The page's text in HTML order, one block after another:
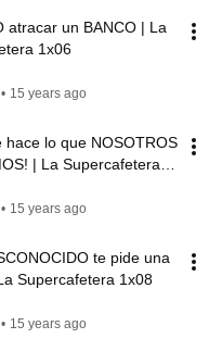
atracar un BANCO | La
1x06
• 15 years ago
hace lo que NOSOTROS
| La Supercafetera
• 15 years ago
te pide una
Supercafetera 1x08
• 15 years ago